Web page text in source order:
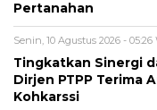
Pertanahan
Senin, 10 Agustus 2026 - 05:26
Tingkatkan Sinergi
Dirjen PTPP Terima
Kohkarssi